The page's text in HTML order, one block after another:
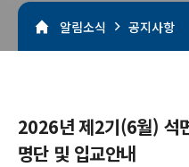
알림소식 공지사항
2026년 제2기(6월) 석
명단 및 입교안내